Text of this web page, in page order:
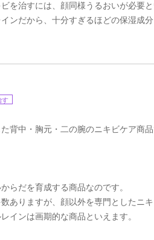
を治すには、顔同様うるおいが必要と
ンだから、十分すぎるほどの保湿成分
す
背中・胸元・二の腕のニキビケア商品
らだを育成する商品なのです。
ありますが、顔以外を専門としたニ
インは画期的な商品といえます。